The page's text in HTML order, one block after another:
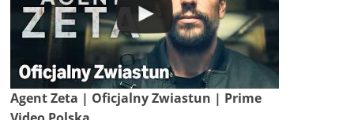
Agent Zeta | Oficjalny Zwiastun | Prime